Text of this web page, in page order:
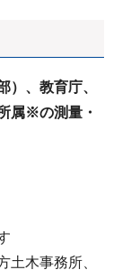
）、教育庁、
属※の測量・
土木事務所、